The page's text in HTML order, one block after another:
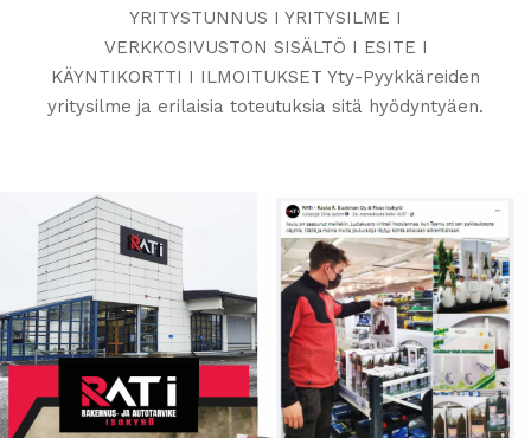
YRITYSTUNNUS I YRITYSILME I
VERKKOSIVUSTON SISÄLTÖ I ESITE I
KÄYNTIKORTTI I ILMOITUKSET Yty-Pyykkäreiden
yritysilme ja erilaisia toteutuksia sitä hyödyntyäen.